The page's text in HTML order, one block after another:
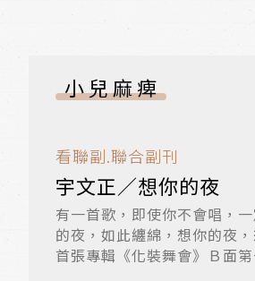
小兒麻痺
看聯副.聯合副刊
宇文正／想你的夜
有一首歌，即使你不會唱，
的夜，如此纏綿，想你的夜
首張專輯《化裝舞會》Ｂ面